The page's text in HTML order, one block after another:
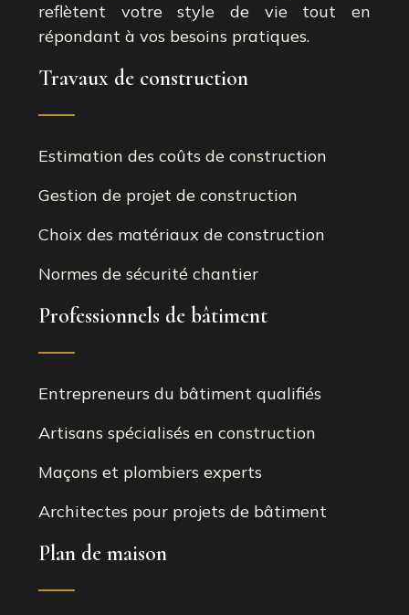
reflètent votre style de vie tout en
répondant à vos besoins pratiques.
Travaux de construction
Estimation des coûts de construction
Gestion de projet de construction
Choix des matériaux de construction
Normes de sécurité chantier
Professionnels de bâtiment
Entrepreneurs du bâtiment qualifiés
Artisans spécialisés en construction
Maçons et plombiers experts
Architectes pour projets de bâtiment
Plan de maison